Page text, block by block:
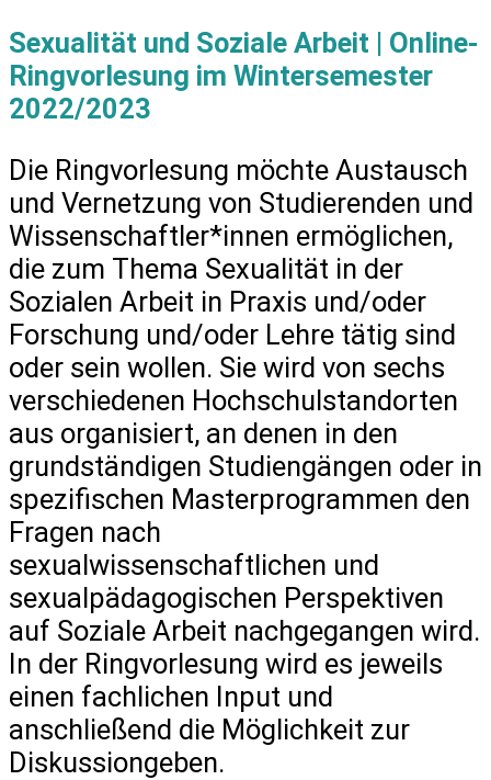
Sexualität und Soziale Arbeit | Online-
Ringvorlesung im Wintersemester
2022/2023
Die Ringvorlesung möchte Austausch
und Vernetzung von Studierenden und
Wissenschaftler*innen ermöglichen,
die zum Thema Sexualität in der
Sozialen Arbeit in Praxis und/oder
Forschung und/oder Lehre tätig sind
oder sein wollen. Sie wird von sechs
verschiedenen Hochschulstandorten
aus organisiert, an denen in den
grundständigen Studiengängen oder in
spezifischen Masterprogrammen den
Fragen nach
sexualwissenschaftlichen und
sexualpädagogischen Perspektiven
auf Soziale Arbeit nachgegangen wird.
In der Ringvorlesung wird es jeweils
einen fachlichen Input und
anschließend die Möglichkeit zur
Diskussiongeben.